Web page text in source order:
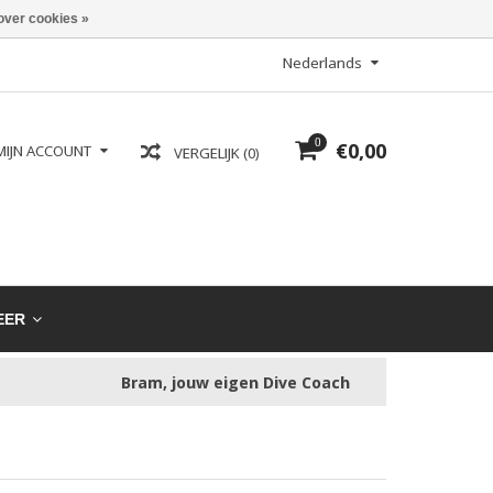
Nederlands
0 €0,00
VERGELIJK (0)
ACCOUNT
Bram, jouw eigen Dive Coach
cookies »